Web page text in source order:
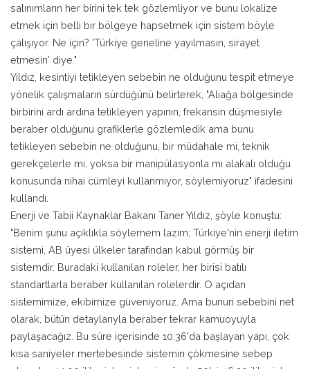
salınımların her birini tek tek gözlemliyor ve bunu lokalize
etmek için belli bir bölgeye hapsetmek için sistem böyle
çalışıyor. Ne için? 'Türkiye geneline yayılmasın, sirayet
etmesin' diye."
Yıldız, kesintiyi tetikleyen sebebin ne olduğunu tespit etmeye
yönelik çalışmaların sürdüğünü belirterek, "Aliağa bölgesinde
birbirini ardı ardına tetikleyen yapının, frekansın düşmesiyle
beraber olduğunu grafiklerle gözlemledik ama bunu
tetikleyen sebebin ne olduğunu, bir müdahale mi, teknik
gerekçelerle mi, yoksa bir manipülasyonla mı alakalı olduğu
konusunda nihai cümleyi kullanmıyor, söylemiyoruz" ifadesini
kullandı.
Enerji ve Tabii Kaynaklar Bakanı Taner Yıldız, şöyle konuştu:
"Benim şunu açıklıkla söylemem lazım; Türkiye'nin enerji iletim
sistemi, AB üyesi ülkeler tarafından kabul görmüş bir
sistemdir. Buradaki kullanılan roleler, her birisi batılı
standartlarla beraber kullanılan rolelerdir. O açıdan
sistemimize, ekibimize güveniyoruz. Ama bunun sebebini net
olarak, bütün detaylarıyla beraber tekrar kamuoyuyla
paylaşacağız. Bu süre içerisinde 10.36'da başlayan yapı, çok
kısa saniyeler mertebesinde sistemin çökmesine sebep